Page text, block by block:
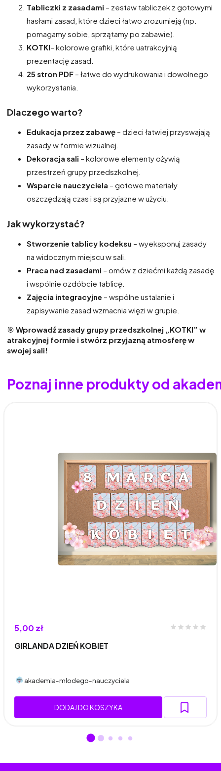
Tabliczki z zasadami – zestaw tabliczek z gotowymi
hasłami zasad, które dzieci łatwo zrozumieją (np.
pomagamy sobie, sprzątamy po zabawie).
KOTKI– kolorowe grafiki, które uatrakcyjnią
prezentację zasad.
25 stron PDF – łatwe do wydrukowania i dowolnego
wykorzystania.
Dlaczego warto?
Edukacja przez zabawę – dzieci łatwiej przyswajają
zasady w formie wizualnej.
Dekoracja sali – kolorowe elementy ożywią
przestrzeń grupy przedszkolnej.
Wsparcie nauczyciela – gotowe materiały
oszczędzają czas i są przyjazne w użyciu.
Jak wykorzystać?
Stworzenie tablicy kodeksu – wyeksponuj zasady
na widocznym miejscu w sali.
Praca nad zasadami – omów z dziećmi każdą zasadę
i wspólnie ozdóbcie tablicę.
Zajęcia integracyjne – wspólne ustalanie i
zapisywanie zasad wzmacnia więzi w grupie.
🎯 Wprowadź zasady grupy przedszkolnej „KOTKI” w
atrakcyjnej formie i stwórz przyjazną atmosferę w
swojej sali!
Poznaj inne produkty od
5,00 zł
GIRLANDA DZIEŃ KOBIET
akademia-mlodego-nauczyciela
DODAJ DO KOSZYKA